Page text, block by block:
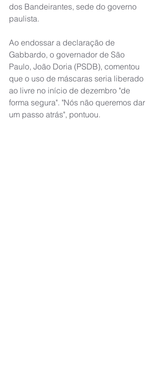
dos Bandeirantes, sede do governo
paulista.
Ao endossar a declaração de
Gabbardo, o governador de São
Paulo, João Doria (PSDB), comentou
que o uso de máscaras seria liberado
ao livre no início de dezembro "de
forma segura". "Nós não queremos dar
um passo atrás", pontuou.